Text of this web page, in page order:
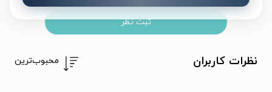
ثبت نظر
نظرات کاربران محبوب‌ترین